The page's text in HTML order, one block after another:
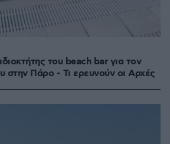
του beach bar για τον
στην Πάρο - Τι ερευνούν οι Αρχές